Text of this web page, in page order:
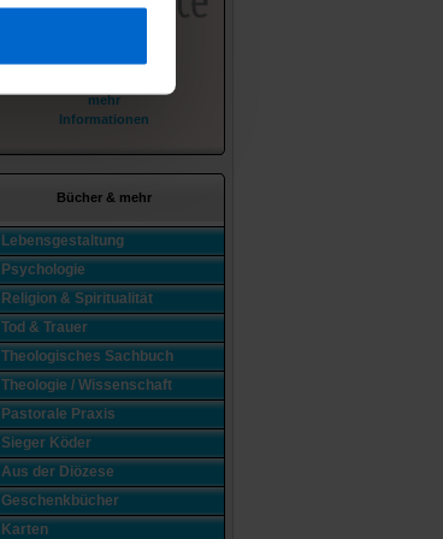
mehr
Informationen
Bücher & mehr
Lebensgestaltung
Psychologie
Religion & Spiritualität
Tod & Trauer
Theologisches Sachbuch
Theologie / Wissenschaft
Pastorale Praxis
Sieger Köder
Aus der Diözese
Geschenkbücher
Karten